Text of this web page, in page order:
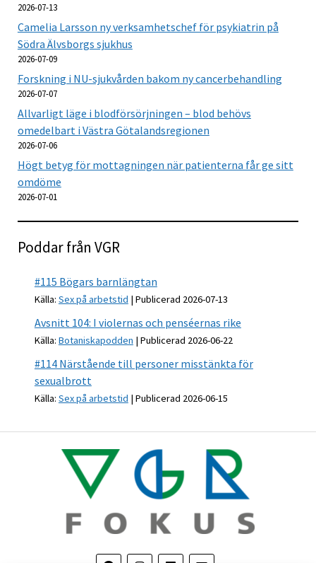
2026-07-13
Camelia Larsson ny verksamhetschef för psykiatrin på
Södra Älvsborgs sjukhus
2026-07-09
Forskning i NU-sjukvården bakom ny cancerbehandling
2026-07-07
Allvarligt läge i blodförsörjningen – blod behövs
omedelbart i Västra Götalandsregionen
2026-07-06
Högt betyg för mottagningen när patienterna får ge sitt
omdöme
2026-07-01
Poddar från VGR
#115 Bögars barnlängtan
Källa: Sex på arbetstid Publicerad 2026-07-13
Avsnitt 104: I violernas och penséernas rike
Källa: Botaniskapodden Publicerad 2026-06-22
#114 Närstående till personer misstänkta för
sexualbrott
Källa: Sex på arbetstid Publicerad 2026-06-15